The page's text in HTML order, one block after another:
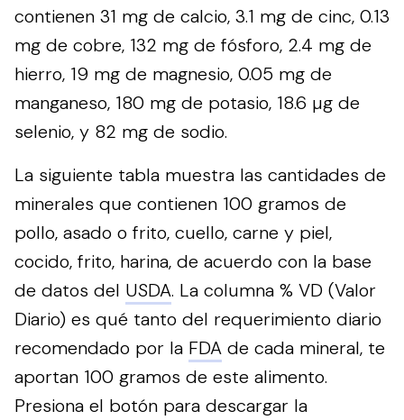
contienen 31 mg de calcio, 3.1 mg de cinc, 0.13
mg de cobre, 132 mg de fósforo, 2.4 mg de
hierro, 19 mg de magnesio, 0.05 mg de
manganeso, 180 mg de potasio, 18.6 µg de
selenio, y 82 mg de sodio.
La siguiente tabla muestra las cantidades de
minerales que contienen 100 gramos de
pollo, asado o frito, cuello, carne y piel,
cocido, frito, harina, de acuerdo con la base
de datos del USDA. La columna % VD (Valor
Diario) es qué tanto del requerimiento diario
recomendado por la FDA de cada mineral, te
aportan 100 gramos de este alimento.
Presiona el botón para descargar la